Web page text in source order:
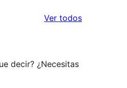
Ver todoslos
decir? ¿Necesitas